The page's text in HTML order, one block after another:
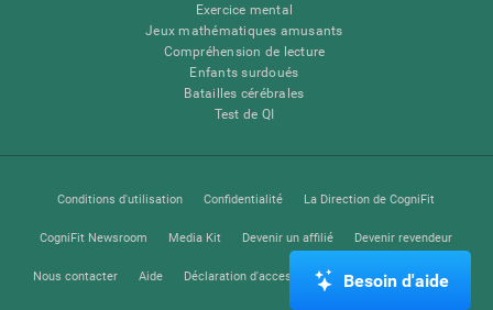
Exercice mental
Jeux mathématiques amusants
Compréhension de lecture
Enfants surdoués
Batailles cérébrales
Test de QI
Conditions d'utilisation Confidentialité La Direction de CogniFit
CogniFit Newsroom Media Kit Devenir un affilié Devenir revendeur
Nous contacter Aide Déclaration d'accessibilité Centre de Confiance
Besoin d'aide